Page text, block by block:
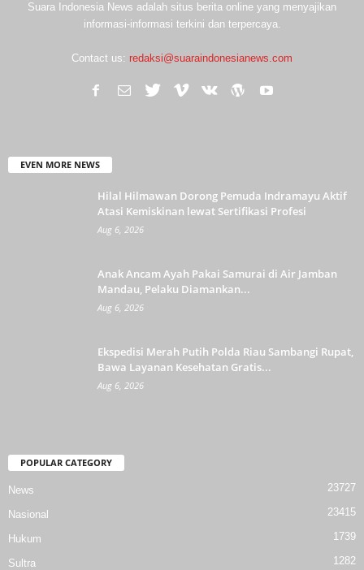
Suara Indonesia News adalah situs berita online yang menyajikan
informasi-informasi terkini dan terpercaya.
Contact us: redaksi@suaraindonesianews.com
EVEN MORE NEWS
Hilal Hilmawan Dorong Pemuda Indramayu Aktif
Atasi Kemiskinan lewat Sertifikasi Profesi
Aug 6, 2026
Anak Ancam Ayah Pakai Samurai di Air Jamban
Mandau, Pelaku Diamankan...
Aug 6, 2026
Ekspedisi Merah Putih Polda Riau Sambangi Rupat,
Bawa Layanan Kesehatan Gratis...
Aug 6, 2026
POPULAR CATEGORY
News 23727
Nasional 23415
Hukum 1739
Sultra 1282